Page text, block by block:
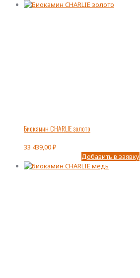
Биокамин CHARLIE золото
33 439,00₽
Добавить в заявку